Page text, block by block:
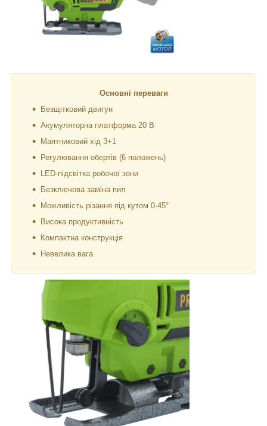
Основні переваги
Безщітковий двигун
Акумуляторна платформа 20 В
Маятниковий хід 3+1
Регулювання обертів (6 положень)
LED-підсвітка робочої зони
Безключова заміна пил
Можливість різання під кутом 0-45°
Висока продуктивність
Компактна конструкція
Невелика вага